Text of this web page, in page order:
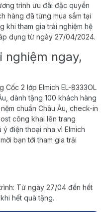
trình ưu đãi đặc quyền
hàng đã từng mua sắm tại
khi tham gia trải nghiệm hệ
dụng từ ngày 27/04/2024.
nghiệm ngay,
Cốc 2 lớp Elmich EL-8333OL
dành tặng 100 khách hàng
chuẩn Châu Âu, check-in
công khai lên trang
điện thoại nha vì Elmich
bạn tới tham gia trải
Từ ngày 27/04 đến hết
hết quà tặng.